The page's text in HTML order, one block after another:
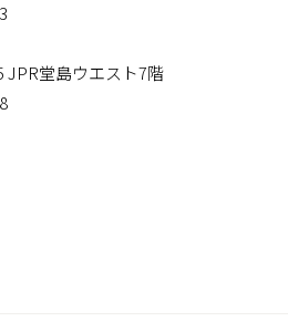
堂島ウエスト7階